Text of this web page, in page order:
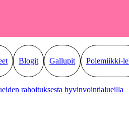
Blogit Gallupit Polemiikki-